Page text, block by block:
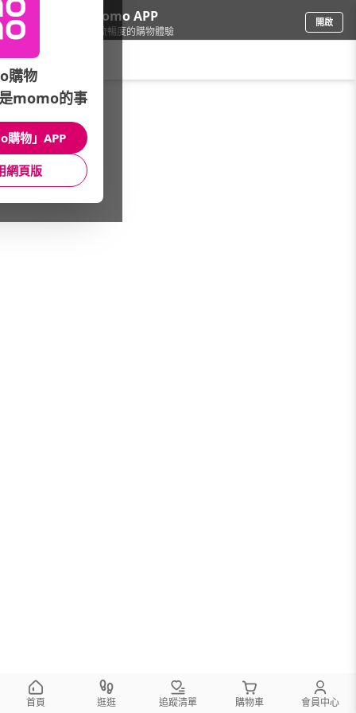
下載momo APP
給你3倍流暢度的購物體驗
開啟
餐廚用品/衛浴用品
本館精選商品
館長推薦 月銷量
首頁 逛逛 追蹤清單 購物車 會員中心
購物
momo的事
購物」APP
網頁版